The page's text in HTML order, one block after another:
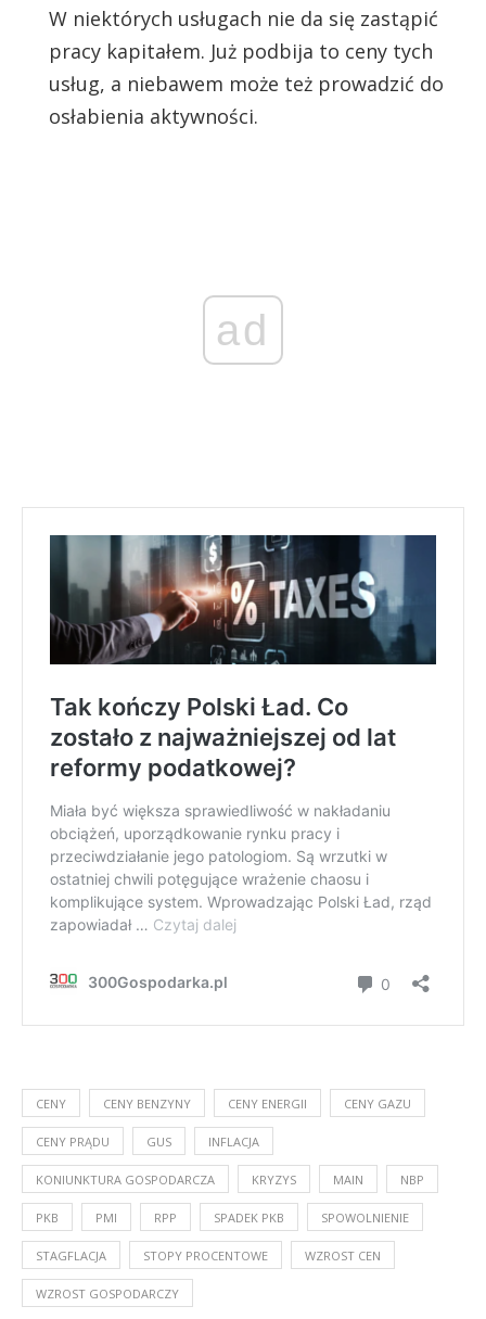
W niektórych usługach nie da się zastąpić
pracy kapitałem. Już podbija to ceny tych
usług, a niebawem może też prowadzić do
osłabienia aktywności.
ad
CENY CENY BENZYNY CENY ENERGII CENY GAZU
CENY PRĄDU GUS INFLACJA
KONIUNKTURA GOSPODARCZA KRYZYS MAIN NBP
PKB PMI RPP SPADEK PKB SPOWOLNIENIE
STAGFLACJA STOPY PROCENTOWE WZROST CEN
WZROST GOSPODARCZY